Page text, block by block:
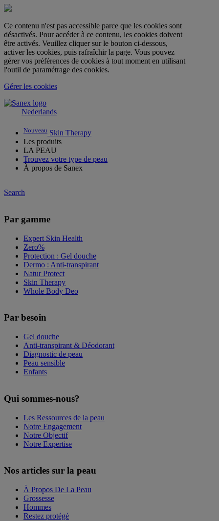
Ce contenu n'est pas accessible parce que les cookies sont
désactivés. Pour accéder à ce contenu, les cookies doivent
être activés. Veuillez cliquer sur le bouton ci-dessous,
activer les cookies, puis rafraîchir la page. Vous pouvez
gérer vos préférences de cookies à tout moment en utilisant
l'outil de paramétrage des cookies.
Gérer les cookies
Nederlands
Nouveau Skin Therapy
Les produits
LA PEAU
Trouvez votre type de peau
À propos de Sanex
Search
Par gamme
Expert Skin Health
Zero%
Protection : Gel douche
Dermo : Anti-transpirant
Natur Protect
Skin Therapy
Whole Body Deo
Par besoin
Gel douche
Anti-transpirant & Déodorant
Diagnostic de peau
Peau sensible
Enfants
Qui sommes-nous?
Les Ressources de la peau
Notre Engagement
Notre Objectif
Notre Expertise
Nos articles sur la peau
À Propos De La Peau
Grossesse
Hommes
Restez protégé